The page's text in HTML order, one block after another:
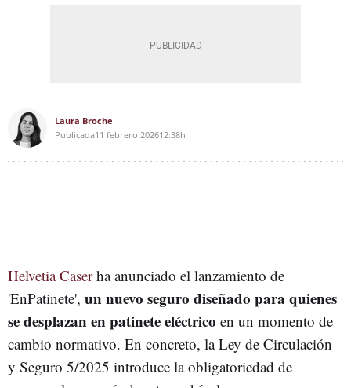
Laura Broche
Publicada11 febrero 202612:38h
Helvetia Caserha anunciado el lanzamiento de
'EnPatinete', un nuevo seguro diseñado para quienes
se desplazan en patinete eléctrico en un momento de
cambio normativo. En concreto, la Ley de Circulación
y Seguro 5/2025 introduce la obligatoriedad de